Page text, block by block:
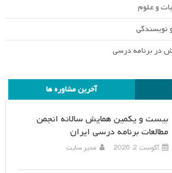
و علوم
نویسندگی
در برنامه درسی
آخرین مشاوره ها
بیست و یکمین همایش سالانه انجمن
مطالعات برنامه درسی ایران
آگوست 2, 2026 مدیر سایت